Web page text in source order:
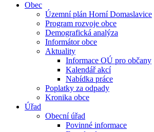
Obec
Územní plán Horní Domaslavice
Program rozvoje obce
Demografická analýza
Informátor obce
Aktuality
Informace OÚ pro občany
Kalendář akcí
Nabídka práce
Poplatky za odpady
Kronika obce
Úřad
Obecní úřad
Povinné informace